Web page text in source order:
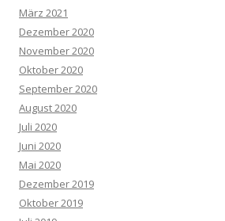
März 2021
Dezember 2020
November 2020
Oktober 2020
September 2020
August 2020
Juli 2020
Juni 2020
Mai 2020
Dezember 2019
Oktober 2019